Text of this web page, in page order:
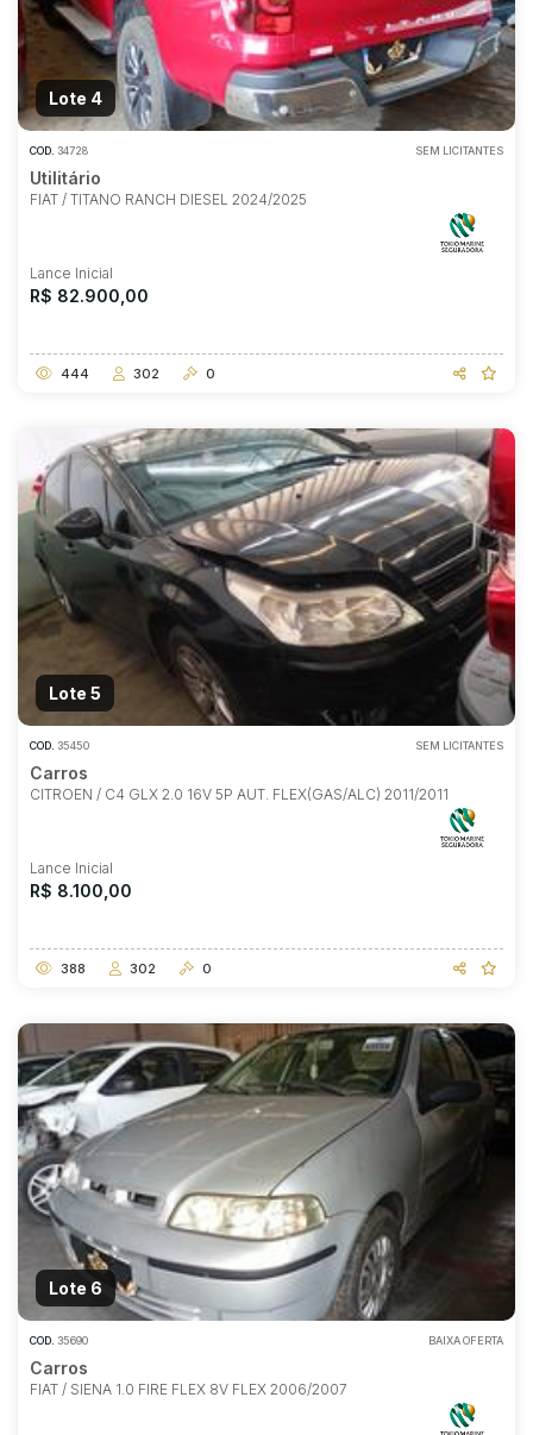
Lote 4
COD. 34728 SEM LICITANTES
Utilitário
FIAT / TITANO RANCH DIESEL 2024/2025
Lance Inicial
R$ 82.900,00
444 302 0
Lote 5
COD. 35450 SEM LICITANTES
Carros
CITROEN / C4 GLX 2.0 16V 5P AUT. FLEX(GAS/ALC) 2011/2011
Lance Inicial
R$ 8.100,00
388 302 0
Lote 6
COD. 35690 BAIXA OFERTA
Carros
FIAT / SIENA 1.0 FIRE FLEX 8V FLEX 2006/2007